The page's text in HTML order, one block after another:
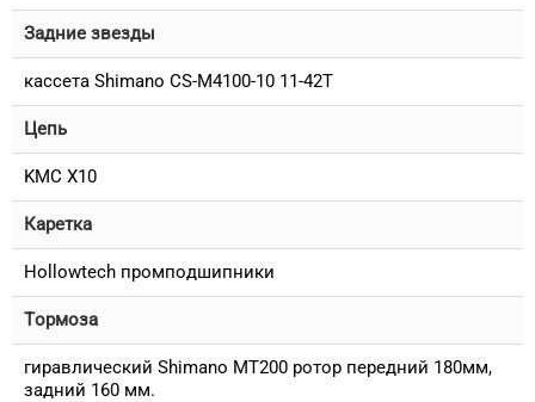
Задние звезды
кассета Shimano CS-M4100-10 11-42T
Цепь
KMC X10
Каретка
Hollowtech промподшипники
Тормоза
гиравлический Shimano MT200 ротор передний 180мм,
задний 160 мм.